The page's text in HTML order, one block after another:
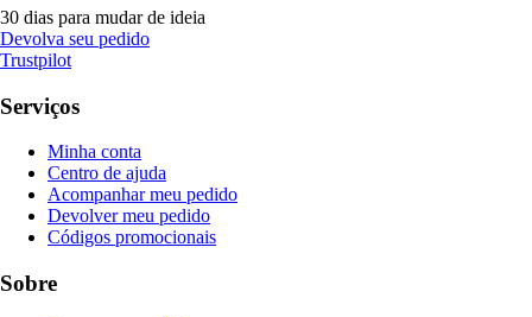
30 dias para mudar de ideia
Devolva seu pedido
Trustpilot
Serviços
Minha conta
Centro de ajuda
Acompanhar meu pedido
Devolver meu pedido
Códigos promocionais
Sobre